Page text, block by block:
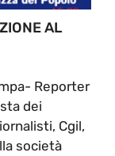
AL
Reporter
dei
Cgil,
società